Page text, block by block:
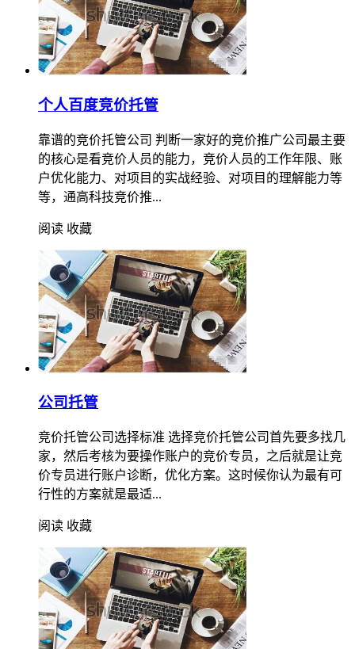
个人百度竞价托管
靠谱的竞价托管公司 判断一家好的竞价推广公司最主要
的核心是看竞价人员的能力，竞价人员的工作年限、账
户优化能力、对项目的实战经验、对项目的理解能力等
等，通高科技竞价推...
阅读 收藏
公司托管
竞价托管公司选择标准 选择竞价托管公司首先要多找几
家，然后考核为要操作账户的竞价专员，之后就是让竞
价专员进行账户诊断，优化方案。这时候你认为最有可
行性的方案就是最适...
阅读 收藏